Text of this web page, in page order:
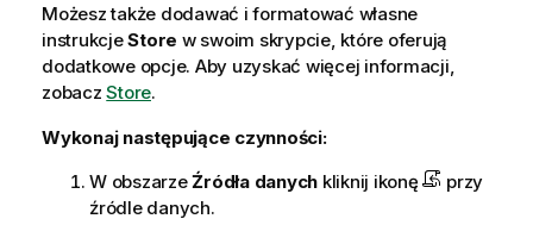
Możesz także dodawać i formatować własne
instrukcjeStore w swoim skrypcie, które oferują
dodatkowe opcje. Aby uzyskać więcej informacji,
zobaczStore.
Wykonaj następujące czynności:
W obszarzeŹródła danych kliknij ikonę
przy
źródle danych.